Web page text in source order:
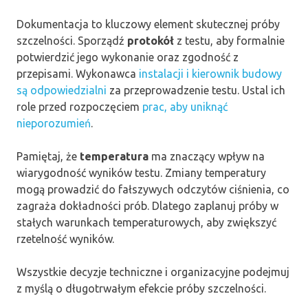
Dokumentacja to kluczowy element skutecznej próby
szczelności. Sporządź protokół z testu, aby formalnie
potwierdzić jego wykonanie oraz zgodność z
przepisami. Wykonawca instalacji i kierownik budowy
są odpowiedzialni za przeprowadzenie testu. Ustal ich
role przed rozpoczęciem prac, aby uniknąć
nieporozumień.
Pamiętaj, że temperatura ma znaczący wpływ na
wiarygodność wyników testu. Zmiany temperatury
mogą prowadzić do fałszywych odczytów ciśnienia, co
zagraża dokładności prób. Dlatego zaplanuj próby w
stałych warunkach temperaturowych, aby zwiększyć
rzetelność wyników.
Wszystkie decyzje techniczne i organizacyjne podejmuj
z myślą o długotrwałym efekcie próby szczelności.